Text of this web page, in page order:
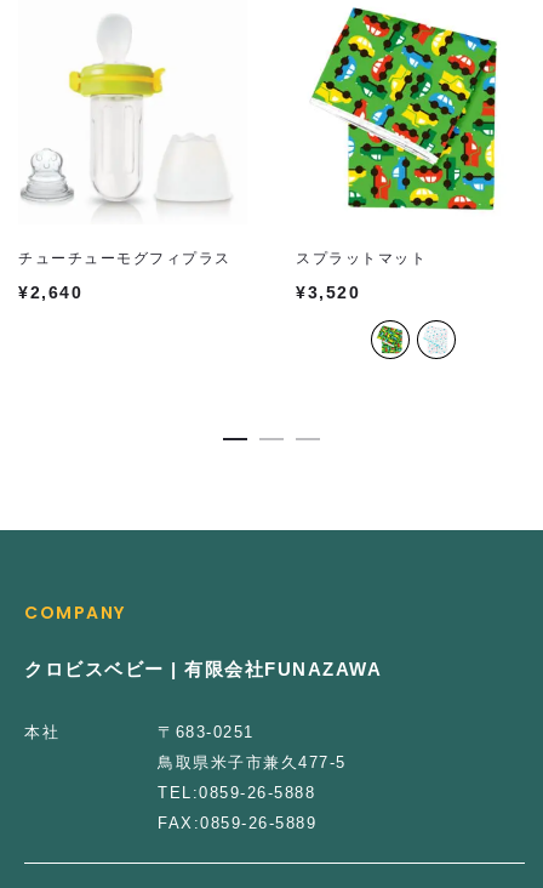
チューチューモグフィプラス
¥2,640
スプラットマット
¥3,520
COMPANY
クロビスベビー | 有限会社FUNAZAWA
本社
〒683-0251
鳥取県米子市兼久477-5
TEL:0859-26-5888
FAX:0859-26-5889